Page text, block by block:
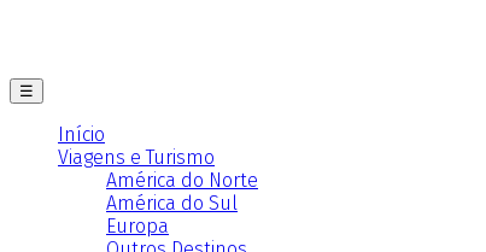
☰
Início
Viagens e Turismo
América do Norte
América do Sul
Europa